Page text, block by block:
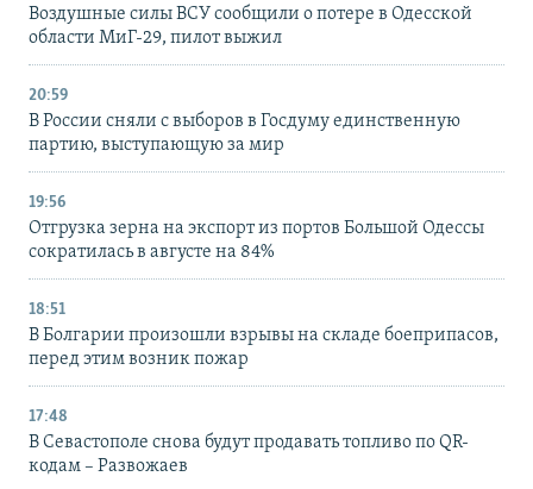
Воздушные силы ВСУ сообщили о потере в Одесской
области МиГ-29, пилот выжил
20:59
В России сняли с выборов в Госдуму единственную
партию, выступающую за мир
19:56
Отгрузка зерна на экспорт из портов Большой Одессы
сократилась в августе на 84%
18:51
В Болгарии произошли взрывы на складе боеприпасов,
перед этим возник пожар
17:48
В Севастополе снова будут продавать топливо по QR-
кодам – Развожаев